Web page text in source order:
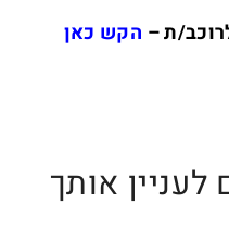
ת – הקש כאן
לעניין אותך